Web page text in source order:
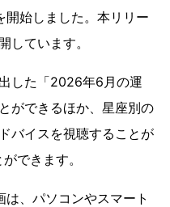
始しました。本リリー
しています。
した「2026年6月の運
ができるほか、星座別の
バイスを視聴することが
できます。
、パソコンやスマート